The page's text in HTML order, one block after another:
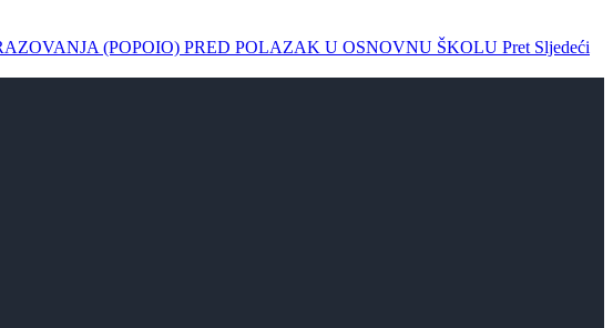
(POPOIO) PRED POLAZAK U OSNOVNU ŠKOLU Pret Sljedeći